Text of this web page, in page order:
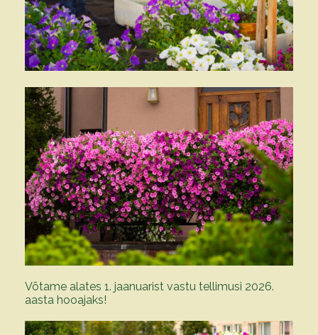
Võtame alates 1. jaanuarist vastu tellimusi 2026.
aasta hooajaks!